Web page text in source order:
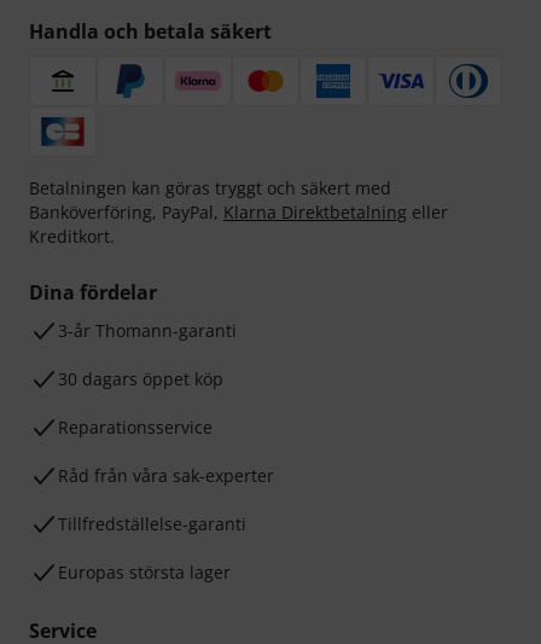
Handla och betala säkert
Betalningen kan göras tryggt och säkert med
Banköverföring, PayPal, Klarna Direktbetalning eller
Kreditkort.
Dina fördelar
3-år Thomann-garanti
30 dagars öppet köp
Reparationsservice
Råd från våra sak-experter
Tillfredställelse-garanti
Europas största lager
Service